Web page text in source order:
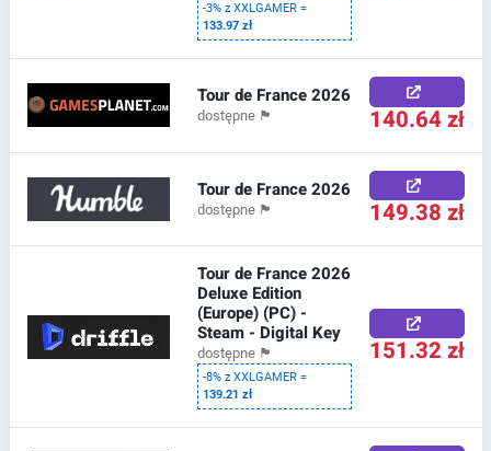
-3% z XXLGAMER =
133.97 zł
Tour de France 2026
dostępne 🏴 140.64 zł
Tour de France 2026
dostępne 🏴 149.38 zł
Tour de France 2026
Deluxe Edition
(Europe) (PC) -
Steam - Digital Key
dostępne 🏴
-8% z XXLGAMER =
139.21 zł
151.32 zł